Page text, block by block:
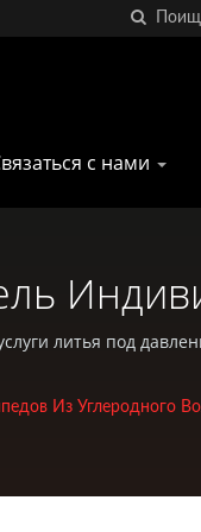
с нами
Panлитья под
отдыха.
Из Углеродного